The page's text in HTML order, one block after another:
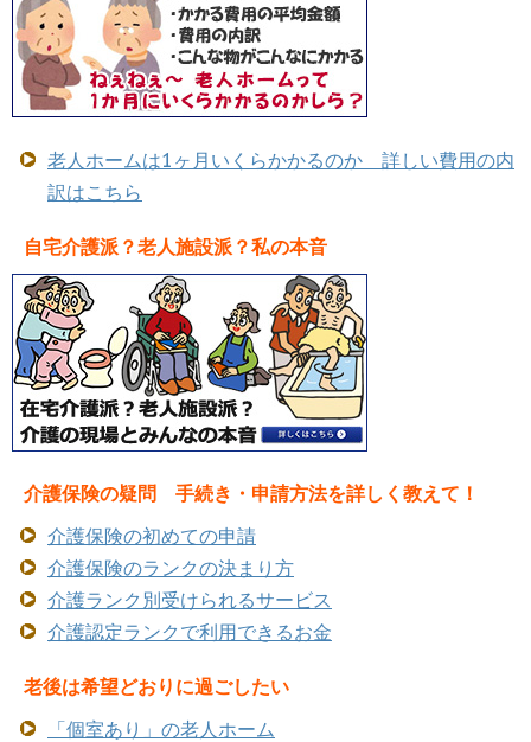
老人ホームは1ヶ月いくらかかるのか 詳しい費用の内
訳はこちら
自宅介護派？老人施設派？私の本音
介護保険の疑問 手続き・申請方法を詳しく教えて！
介護保険の初めての申請
介護保険のランクの決まり方
介護ランク別受けられるサービス
介護認定ランクで利用できるお金
老後は希望どおりに過ごしたい
「個室あり」の老人ホーム